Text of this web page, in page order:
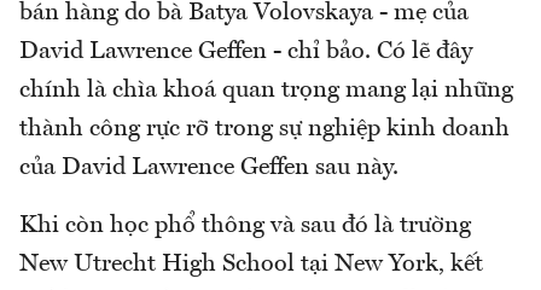
bán hàng do bà Batya Volovskaya - mẹ của
David Lawrence Geffen - chỉ bảo. Có lẽ đây
chính là chìa khoá quan trọng mang lại những
thành công rực rỡ trong sự nghiệp kinh doanh
của David Lawrence Geffen sau này.
Khi còn học phổ thông và sau đó là trường
New Utrecht High School tại New York, kết